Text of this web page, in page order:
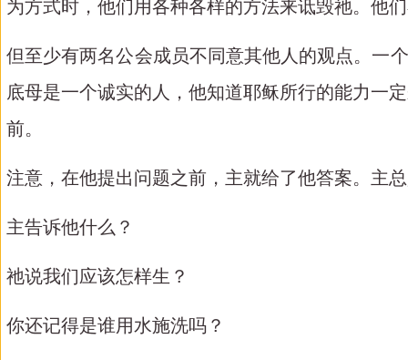
为方式时，他们用各种各样的方法来诋毁祂。他
但至少有两名公会成员不同意其他人的观点。一
底母是一个诚实的人，他知道耶稣所行的能力一
前。
注意，在他提出问题之前，主就给了他答案。主
主告诉他什么？
祂说我们应该怎样生？
你还记得是谁用水施洗吗？